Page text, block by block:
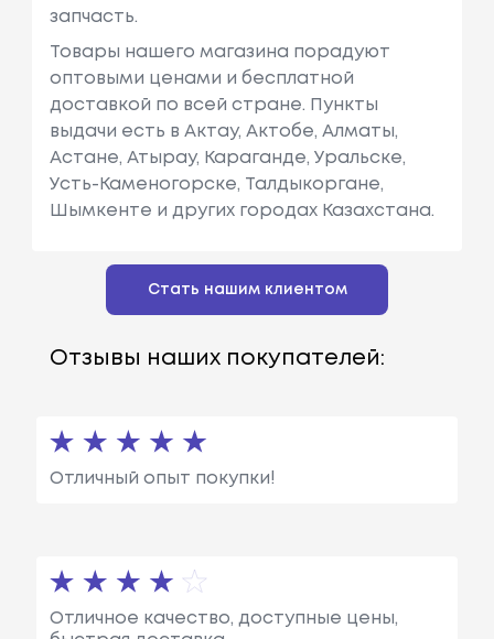
запчасть.
Товары нашего магазина порадуют
оптовыми ценами и бесплатной
доставкой по всей стране. Пункты
выдачи есть в Актау, Актобе, Алматы,
Астане, Атырау, Караганде, Уральске,
Усть-Каменогорске, Талдыкоргане,
Шымкенте и других городах Казахстана.
Стать нашим клиентом
Отзывы наших покупателей:
Отличный опыт покупки!
Отличное качество, доступные цены,